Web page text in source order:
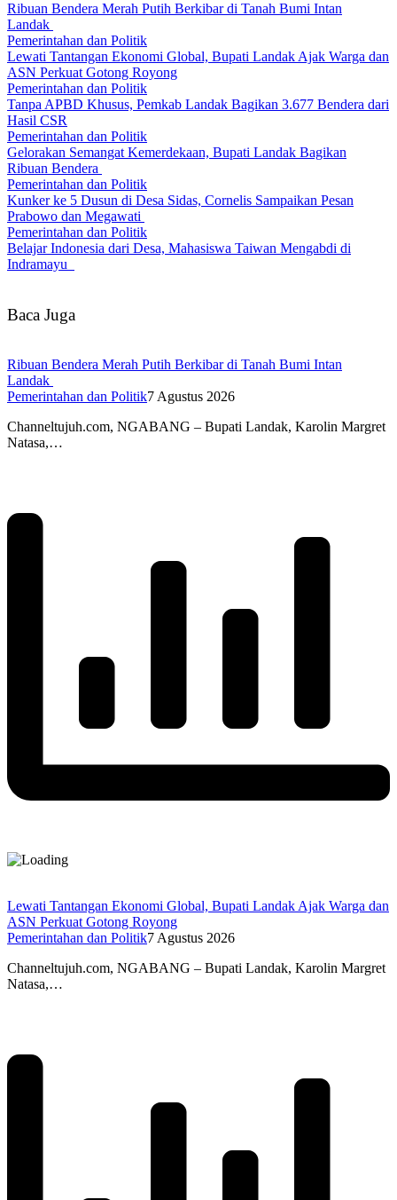
Ribuan Bendera Merah Putih Berkibar di Tanah Bumi Intan
Landak
Pemerintahan dan Politik
Lewati Tantangan Ekonomi Global, Bupati Landak Ajak Warga dan
ASN Perkuat Gotong Royong
Pemerintahan dan Politik
Tanpa APBD Khusus, Pemkab Landak Bagikan 3.677 Bendera dari
Hasil CSR
Pemerintahan dan Politik
Gelorakan Semangat Kemerdekaan, Bupati Landak Bagikan
Ribuan Bendera
Pemerintahan dan Politik
Kunker ke 5 Dusun di Desa Sidas, Cornelis Sampaikan Pesan
Prabowo dan Megawati
Pemerintahan dan Politik
Belajar Indonesia dari Desa, Mahasiswa Taiwan Mengabdi di
Indramayu
Baca Juga
Ribuan Bendera Merah Putih Berkibar di Tanah Bumi Intan
Landak
Pemerintahan dan Politik7 Agustus 2026
Channeltujuh.com, NGABANG – Bupati Landak, Karolin Margret
Natasa,…
Lewati Tantangan Ekonomi Global, Bupati Landak Ajak Warga dan
ASN Perkuat Gotong Royong
Pemerintahan dan Politik7 Agustus 2026
Channeltujuh.com, NGABANG – Bupati Landak, Karolin Margret
Natasa,…